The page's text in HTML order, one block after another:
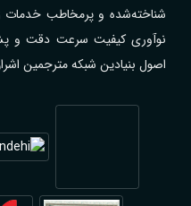
شناخته‌شده و پرمخاطب خدمات
نوآوری کیفیت سرعت دقت و
اصول بنیادین شبکه مترجمین